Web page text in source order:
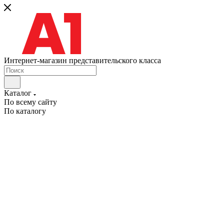
Интернет-магазин представительского класса
Каталог
По всему сайту
По каталогу